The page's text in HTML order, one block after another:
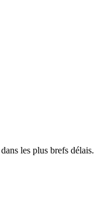
les plus brefs délais.